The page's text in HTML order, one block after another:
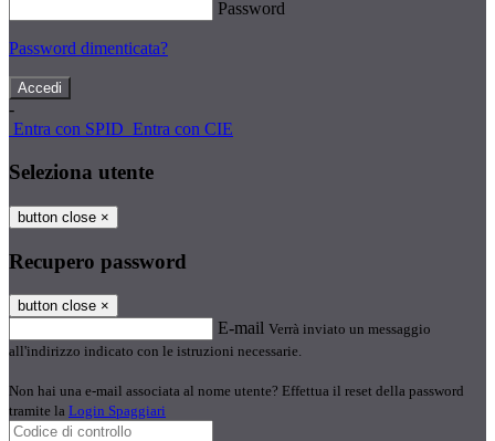
Password
Password dimenticata?
-
Entra con SPID Entra con CIE
Seleziona utente
button close ×
Recupero password
button close ×
E-mail Verrà inviato un messaggio
all'indirizzo indicato con le istruzioni necessarie.
Non hai una e-mail associata al nome utente? Effettua il reset della password
tramite la Login Spaggiari